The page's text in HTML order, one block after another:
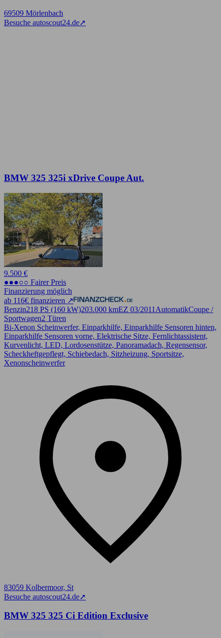
69509 Mörlenbach
Besuche autoscout24.de➚
BMW 325 325i xDrive Coupe Aut.
9.500 €
●●●○○ Fairer Preis
Finanzierung möglich
ab 116€ finanzieren ↗
Benzin218 PS (160 kW)203.000 kmEZ 03/2011 AutomatikCoupe /
Sportwagen2 Türen
Bi-Xenon Scheinwerfer, Einparkhilfe, Einparkhilfe Sensoren hinten,
Einparkhilfe Sensoren vorne, Elektrische Sitze, Fernlichtassistent,
Kurvenlicht, LED, Lordosenstütze, Panoramadach, Regensensor,
Scheckheftgepflegt, Schiebedach, Sitzheizung, Sportsitze,
Xenonscheinwerfer
83059 Kolbermoor, St
Besuche autoscout24.de➚
BMW 325 325 Ci Edition Exclusive